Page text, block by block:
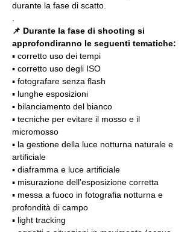
durante la fase di scatto.
📌 Durante la fase di shooting si
approfondiranno le seguenti tematiche:
▪️ corretto uso dei tempi
▪️ corretto uso degli ISO
▪️ fotografare senza flash
▪️ lunghe esposizioni
▪️ bilanciamento del bianco
▪️ tecniche per evitare il mosso e il
micromosso
▪️ la gestione della luce notturna naturale e
artificiale
▪️ diaframma e luce artificiale
▪️ misurazione dell'esposizione corretta
▪️ messa a fuoco in fotografia notturna e
profondità di campo
▪️ light tracking